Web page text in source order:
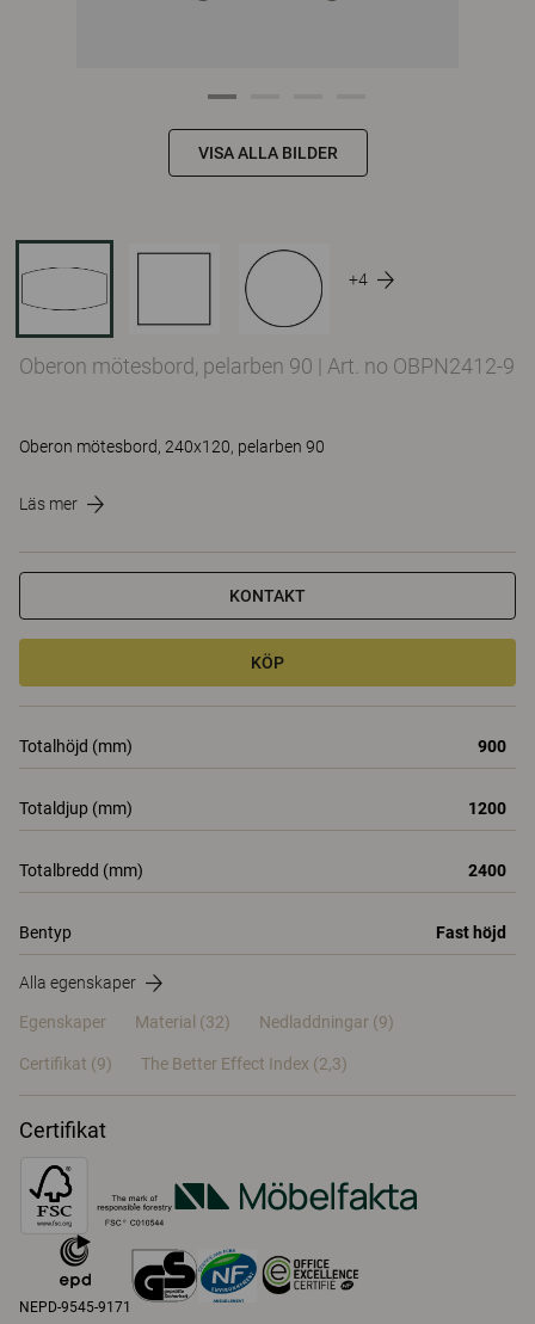
VISA ALLA BILDER
+4
Oberon mötesbord, pelarben 90 | Art. no OBPN2412-9
Oberon mötesbord, 240x120, pelarben 90
Läs mer
KONTAKT
KÖP
Totalhöjd (mm) 900
Totaldjup (mm) 1200
Totalbredd (mm) 2400
Bentyp Fast höjd
Alla egenskaper
Egenskaper Material (32) Nedladdningar (9)
Certifikat (9) The Better Effect Index (2,3)
Certifikat
NEPD-9545-9171